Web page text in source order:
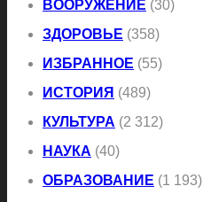
ВООРУЖЕНИЕ (30)
ЗДОРОВЬЕ (358)
ИЗБРАННОЕ (55)
ИСТОРИЯ (489)
КУЛЬТУРА (2 312)
НАУКА (40)
ОБРАЗОВАНИЕ (1 193)